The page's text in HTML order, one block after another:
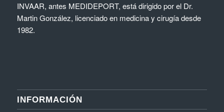
INVAAR, antes MEDIDEPORT, está dirigido por el Dr.
Martin González, licenciado en medicina y cirugía desde
1982.
INFORMACIÓN